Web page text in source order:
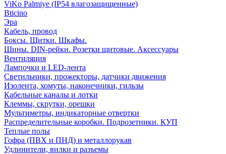
ViKo Palmiye (IP54 влагозащищенные)
Bticino
Эра
Кабель, провод
Боксы. Щитки. Шкафы.
Шины. DIN-рейки. Розетки щитовые. Аксессуары
Вентиляция
Лампочки и LED-лента
Светильники, прожекторы, датчики движения
Изолента, хомуты, наконечники, гильзы
Кабельные каналы и лотки
Клеммы, скрутки, орешки
Мультиметры, индикаторные отвертки
Распределительные коробки. Подрозетники. КУП
Теплые полы
Гофра (ПВХ и ПНД) и металлорукав
Удлинители, вилки и разъемы